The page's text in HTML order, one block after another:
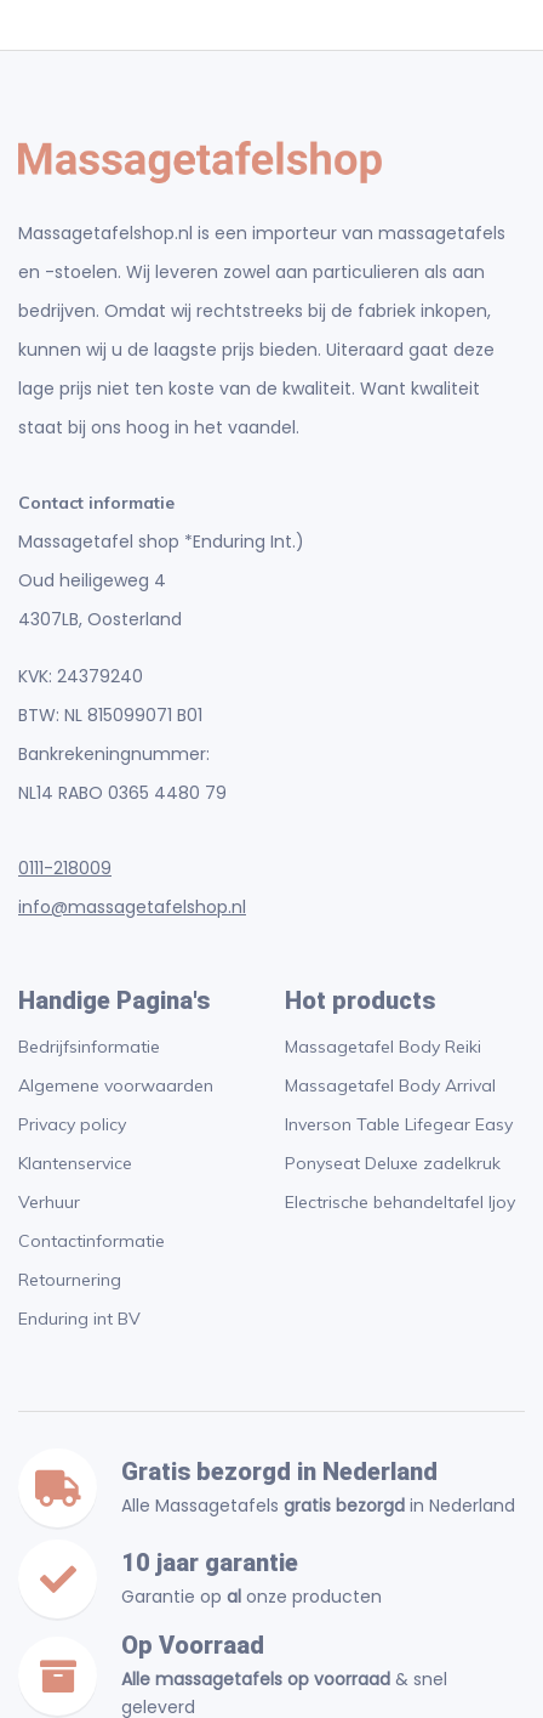
Massagetafelshop.nl is een importeur van massagetafels
en -stoelen. Wij leveren zowel aan particulieren als aan
bedrijven. Omdat wij rechtstreeks bij de fabriek inkopen,
kunnen wij u de laagste prijs bieden. Uiteraard gaat deze
lage prijs niet ten koste van de kwaliteit. Want kwaliteit
staat bij ons hoog in het vaandel.
Contact informatie
Massagetafel shop *Enduring Int.)
Oud heiligeweg 4
4307LB, Oosterland
KVK: 24379240
BTW: NL 815099071 B01
Bankrekeningnummer:
NL14 RABO 0365 4480 79
0111-218009
info@massagetafelshop.nl
Handige Pagina's
Bedrijfsinformatie
Algemene voorwaarden
Privacy policy
Klantenservice
Verhuur
Contactinformatie
Retournering
Enduring int BV
Hot products
Massagetafel Body Reiki
Massagetafel Body Arrival
Inverson Table Lifegear Easy
Ponyseat Deluxe zadelkruk
Electrische behandeltafel Ijoy
Gratis bezorgd in Nederland
Alle Massagetafels gratis bezorgd in Nederland
10 jaar garantie
Garantie op al onze producten
Op Voorraad
Alle massagetafels op voorraad & snel
geleverd